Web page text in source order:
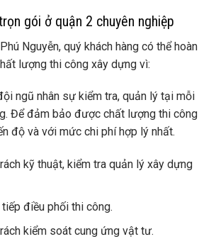
gói ở quận 2 chuyên nghiệp
Nguyễn, quý khách hàng có thể hoàn
lượng thi công xây dựng vì:
ngũ nhân sự kiểm tra, quản lý tại mỗi
Để đảm bảo được chất lượng thi công
độ và với mức chi phí hợp lý nhất.
kỹ thuật, kiểm tra quản lý xây dựng
điều phối thi công.
kiểm soát cung ứng vật tư.